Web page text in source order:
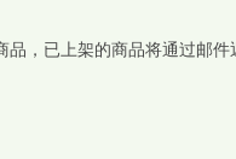
，已上架的商品将通过邮